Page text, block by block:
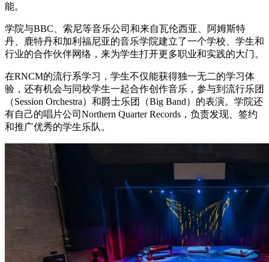
能。
学院与BBC、索尼等音乐公司和来自瓦伦西亚、阿姆斯特
丹、鹿特丹和加利福尼亚的音乐学院建立了一个学校、学生和
行业的合作伙伴网络，来为学生打开更多职业和实践的大门。
在RNCM的流行系学习，学生不仅能获得独一无二的学习体
验，还有机会与同校学生一起合作创作音乐，参与到流行乐团
（Session Orchestra）和爵士乐团（Big Band）的表演。学院还
有自己的唱片公司Northern Quarter Records，负责发现、签约
和推广优秀的学生乐队。